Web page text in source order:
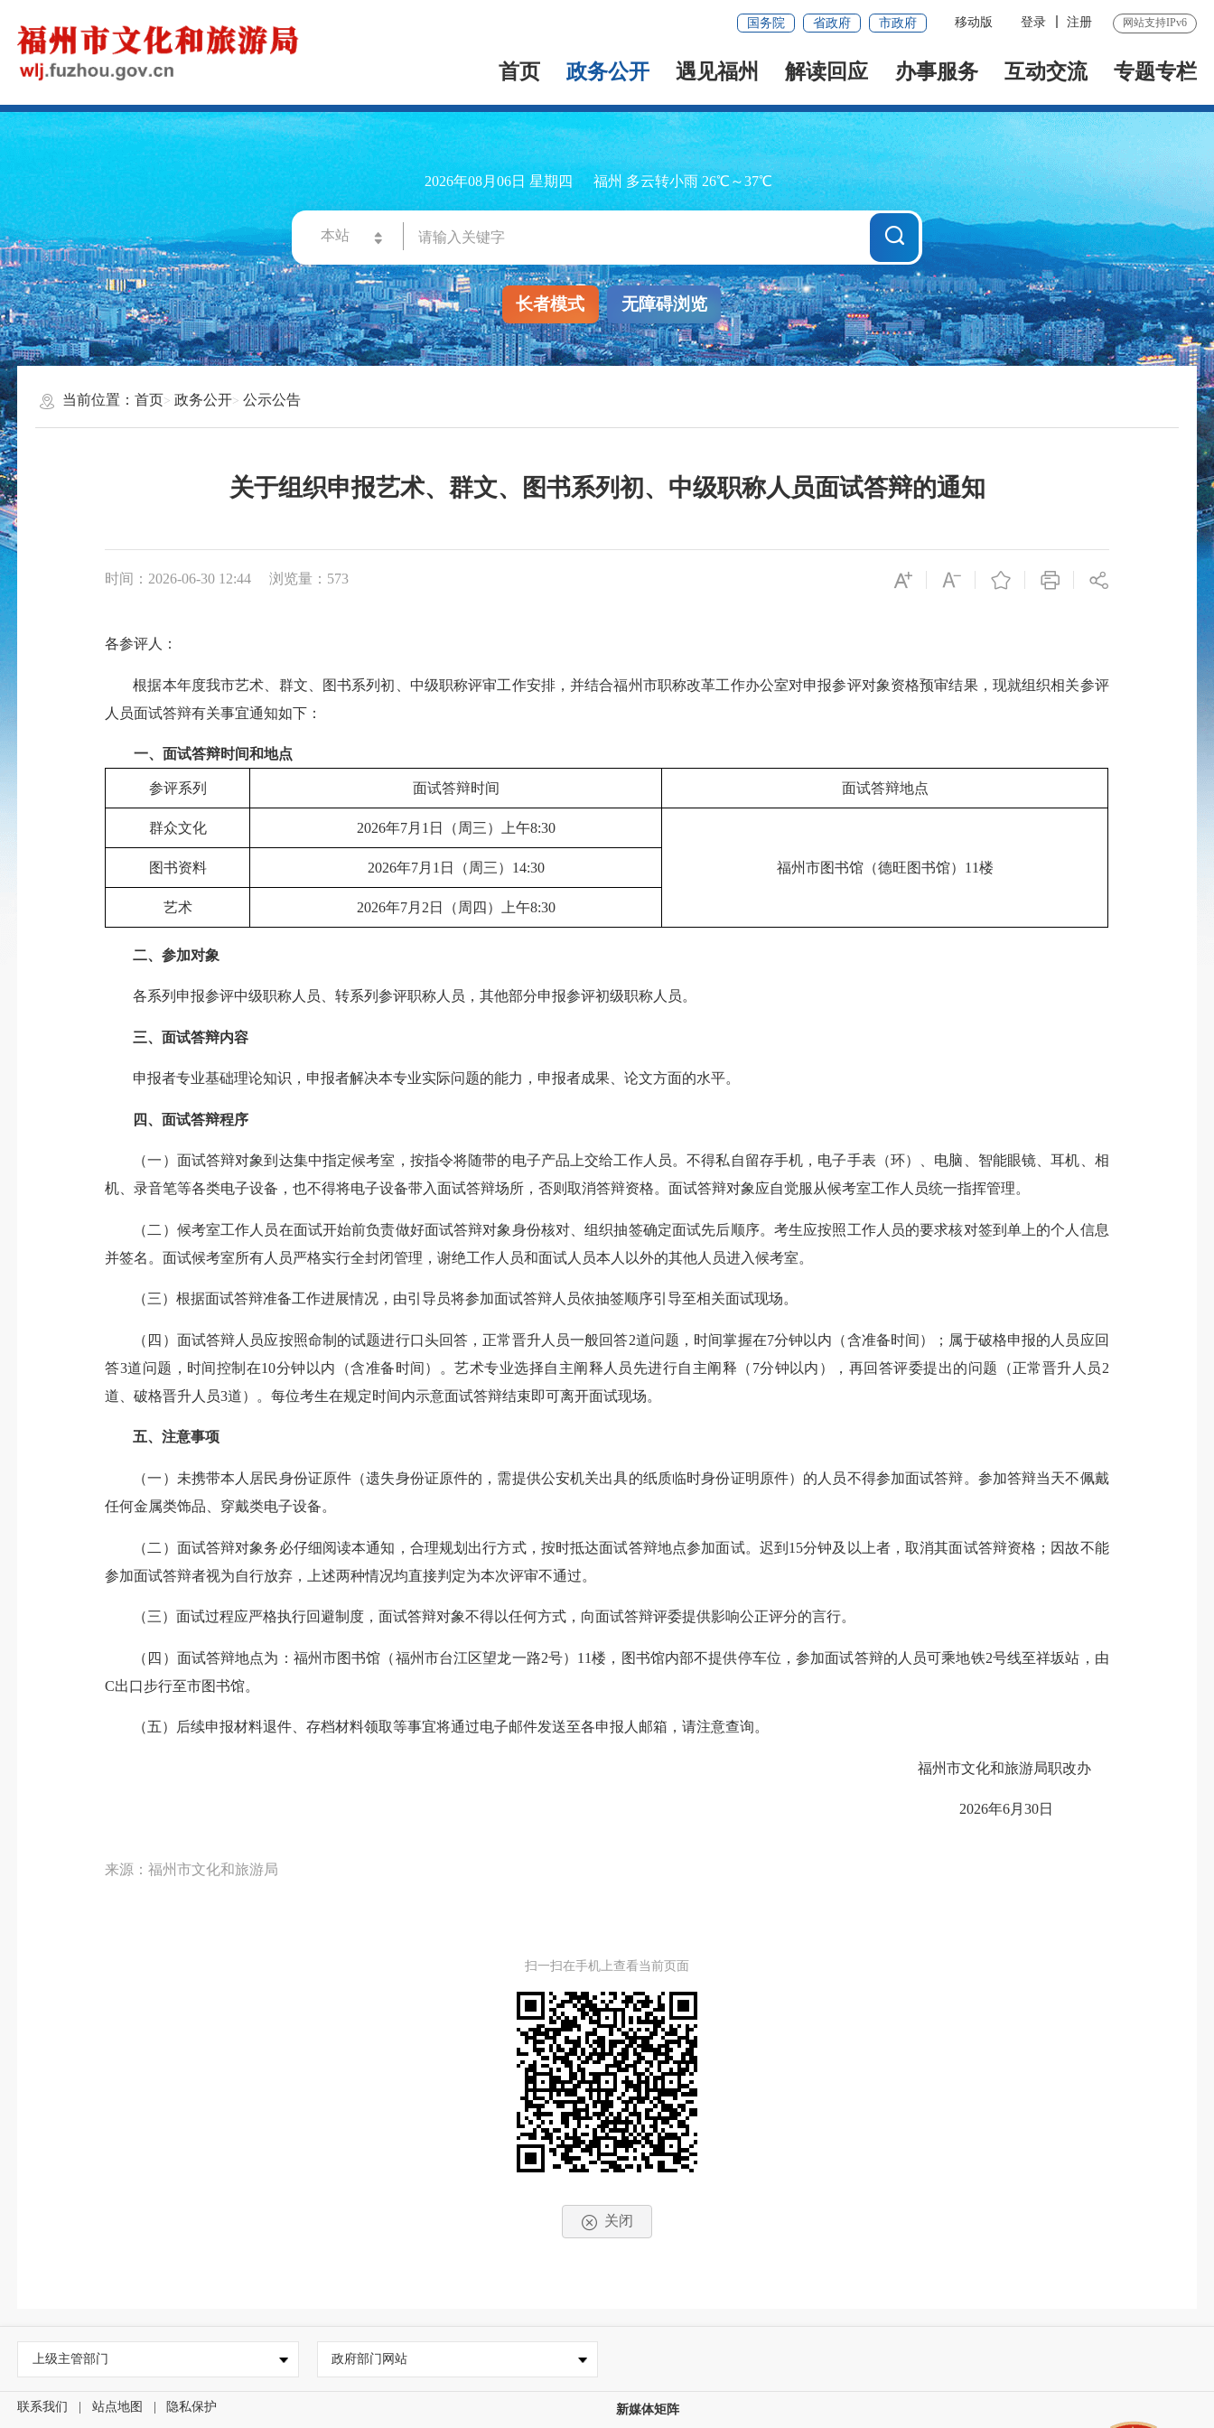
国务院 省政府 市政府 移动版 登录 注册 网站支持IPv6
首页 政务公开 遇见福州 解读回应 办事服务 互动交流 专题专栏
2026年08月06日 星期四 福州 多云转小雨 26℃～37℃
长者模式 无障碍浏览
当前位置：首页 政务公开 公示公告
关于组织申报艺术、群文、图书系列初、中级职称人员面试答辩的通知
时间：2026-06-30 12:44 浏览量：573
各参评人：
根据本年度我市艺术、群文、图书系列初、中级职称评审工作安排，并结合福州市职称改革工作办公室对申报参评对象资格预审结果，现就组织相关参评
人员面试答辩有关事宜通知如下：
一、面试答辩时间和地点
参评系列 面试答辩时间 面试答辩地点
群众文化 2026年7月1日（周三）上午8:30
福州市图书馆（德旺图书馆）11楼
图书资料 2026年7月1日（周三）14:30
艺术 2026年7月2日（周四）上午8:30
二、参加对象
各系列申报参评中级职称人员、转系列参评职称人员，其他部分申报参评初级职称人员。
三、面试答辩内容
申报者专业基础理论知识，申报者解决本专业实际问题的能力，申报者成果、论文方面的水平。
四、面试答辩程序
（一）面试答辩对象到达集中指定候考室，按指令将随带的电子产品上交给工作人员。不得私自留存手机，电子手表（环）、电脑、智能眼镜、耳机、相
机、录音笔等各类电子设备，也不得将电子设备带入面试答辩场所，否则取消答辩资格。面试答辩对象应自觉服从候考室工作人员统一指挥管理。
（二）候考室工作人员在面试开始前负责做好面试答辩对象身份核对、组织抽签确定面试先后顺序。考生应按照工作人员的要求核对签到单上的个人信息
并签名。面试候考室所有人员严格实行全封闭管理，谢绝工作人员和面试人员本人以外的其他人员进入候考室。
（三）根据面试答辩准备工作进展情况，由引导员将参加面试答辩人员依抽签顺序引导至相关面试现场。
（四）面试答辩人员应按照命制的试题进行口头回答，正常晋升人员一般回答2道问题，时间掌握在7分钟以内（含准备时间）；属于破格申报的人员应回
答3道问题，时间控制在10分钟以内（含准备时间）。艺术专业选择自主阐释人员先进行自主阐释（7分钟以内），再回答评委提出的问题（正常晋升人员2
道、破格晋升人员3道）。每位考生在规定时间内示意面试答辩结束即可离开面试现场。
五、注意事项
（一）未携带本人居民身份证原件（遗失身份证原件的，需提供公安机关出具的纸质临时身份证明原件）的人员不得参加面试答辩。参加答辩当天不佩戴
任何金属类饰品、穿戴类电子设备。
（二）面试答辩对象务必仔细阅读本通知，合理规划出行方式，按时抵达面试答辩地点参加面试。迟到15分钟及以上者，取消其面试答辩资格；因故不能
参加面试答辩者视为自行放弃，上述两种情况均直接判定为本次评审不通过。
（三）面试过程应严格执行回避制度，面试答辩对象不得以任何方式，向面试答辩评委提供影响公正评分的言行。
（四）面试答辩地点为：福州市图书馆（福州市台江区望龙一路2号）11楼，图书馆内部不提供停车位，参加面试答辩的人员可乘地铁2号线至祥坂站，由
C出口步行至市图书馆。
（五）后续申报材料退件、存档材料领取等事宜将通过电子邮件发送至各申报人邮箱，请注意查询。
福州市文化和旅游局职改办
2026年6月30日
来源：福州市文化和旅游局
扫一扫在手机上查看当前页面
关闭
上级主管部门 政府部门网站
联系我们 站点地图 隐私保护 新媒体矩阵